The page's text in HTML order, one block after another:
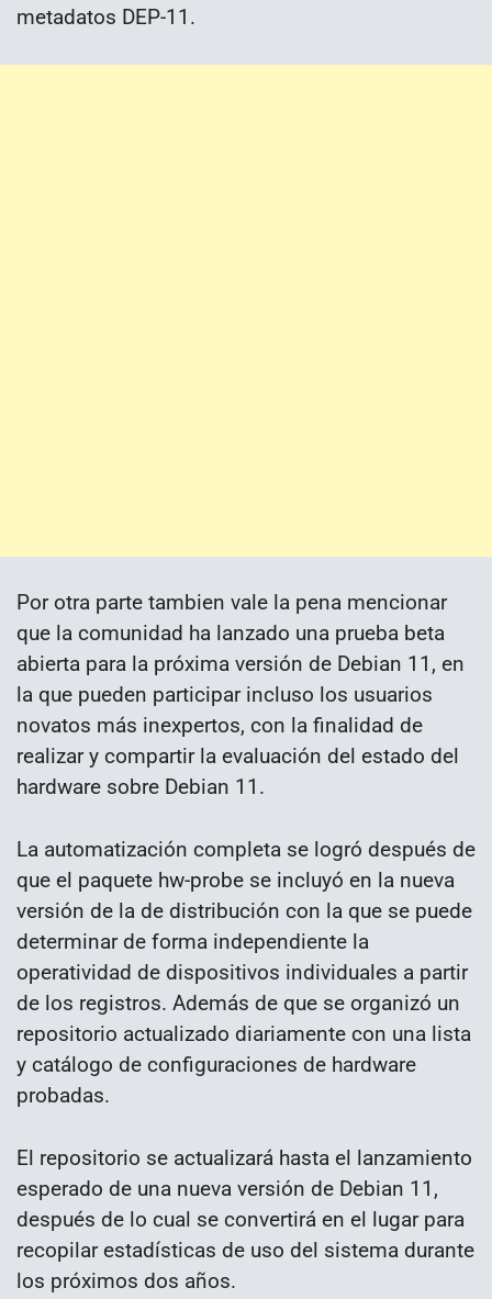
metadatos DEP-11.
Por otra parte tambien vale la pena mencionar
que la comunidad ha lanzado una prueba beta
abierta para la próxima versión de Debian 11, en
la que pueden participar incluso los usuarios
novatos más inexpertos, con la finalidad de
realizar y compartir la evaluación del estado del
hardware sobre Debian 11.
La automatización completa se logró después de
que el paquete hw-probe se incluyó en la nueva
versión de la de distribución con la que se puede
determinar de forma independiente la
operatividad de dispositivos individuales a partir
de los registros. Además de que se organizó un
repositorio actualizado diariamente con una lista
y catálogo de configuraciones de hardware
probadas.
El repositorio se actualizará hasta el lanzamiento
esperado de una nueva versión de Debian 11,
después de lo cual se convertirá en el lugar para
recopilar estadísticas de uso del sistema durante
los próximos dos años.